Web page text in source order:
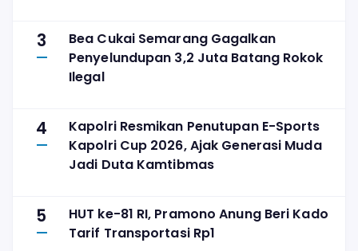
3
Bea Cukai Semarang Gagalkan
Penyelundupan 3,2 Juta Batang Rokok
Ilegal
4
Kapolri Resmikan Penutupan E-Sports
Kapolri Cup 2026, Ajak Generasi Muda
Jadi Duta Kamtibmas
5
HUT ke-81 RI, Pramono Anung Beri Kado
Tarif Transportasi Rp1